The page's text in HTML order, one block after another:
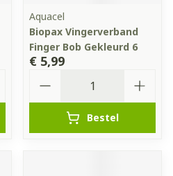
Aquacel
Biopax Vingerverband
Finger Bob Gekleurd 6
€ 5,99
Bestel